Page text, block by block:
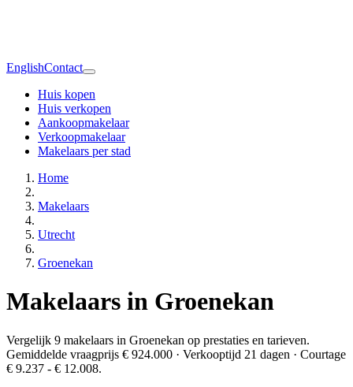
EnglishContact
Huis kopen
Huis verkopen
Aankoopmakelaar
Verkoopmakelaar
Makelaars per stad
Home
Makelaars
Utrecht
Groenekan
Makelaars in Groenekan
Vergelijk 9 makelaars in Groenekan op prestaties en tarieven.
Gemiddelde vraagprijs € 924.000 · Verkooptijd 21 dagen · Courtage
€ 9.237 - € 12.008.